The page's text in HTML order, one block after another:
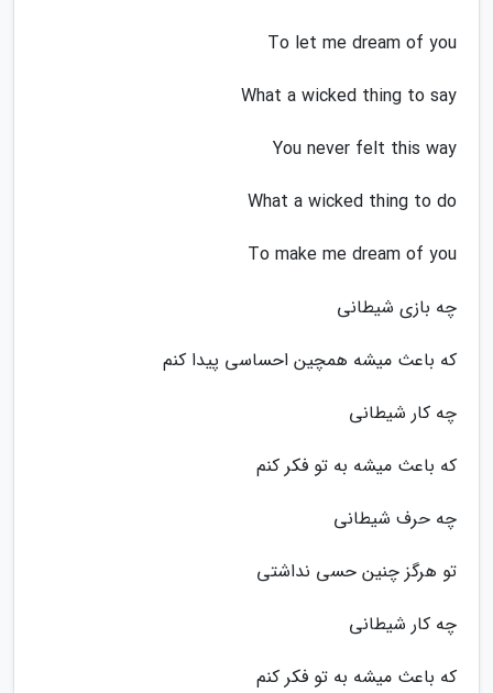
To let me dream of you
What a wicked thing to say
You never felt this way
What a wicked thing to do
To make me dream of you
چه بازی شیطانی
که باعث میشه همچین احساسی پیدا کنم
چه کار شیطانی
که باعث میشه به تو فکر کنم
چه حرف شیطانی
تو هرگز چنین حسی نداشتی
چه کار شیطانی
که باعث میشه به تو فکر کنم